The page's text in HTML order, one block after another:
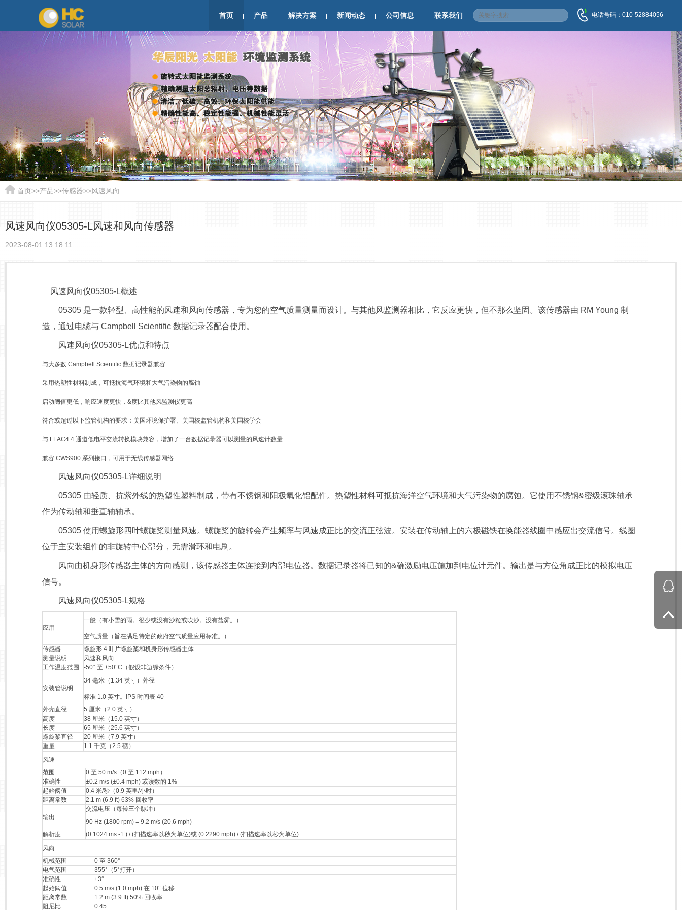
首页 产品 解决方案 新闻动态 公司信息 联系我们 电话号码：010-52884056
首页>>产品>>传感器>>风速风向
风速风向仪05305-L风速和风向传感器
2023-08-01 13:18:11
风速风向仪05305-L概述
05305 是一款轻型、高性能的风速和风向传感器，专为您的空气质量测量而设计。与其他风监测器相比，它反应更快，但不那么坚固。该传感器由 RM Young 制
造，通过电缆与 Campbell Scientific 数据记录器配合使用。
风速风向仪05305-L优点和特点
与大多数 Campbell Scientific 数据记录器兼容
采用热塑性材料制成，可抵抗海气环境和大气污染物的腐蚀
启动阈值更低，响应速度更快，&度比其他风监测仪更高
符合或超过以下监管机构的要求：美国环境保护署、美国核监管机构和美国核学会
与 LLAC4 4 通道低电平交流转换模块兼容，增加了一台数据记录器可以测量的风速计数量
兼容 CWS900 系列接口，可用于无线传感器网络
风速风向仪05305-L详细说明
05305 由轻质、抗紫外线的热塑性塑料制成，带有不锈钢和阳极氧化铝配件。热塑性材料可抵抗海洋空气环境和大气污染物的腐蚀。它使用不锈钢&密级滚珠轴承
作为传动轴和垂直轴轴承。
05305 使用螺旋形四叶螺旋桨测量风速。螺旋桨的旋转会产生频率与风速成正比的交流正弦波。安装在传动轴上的六极磁铁在换能器线圈中感应出交流信号。线圈
位于主安装组件的非旋转中心部分，无需滑环和电刷。
风向由机身形传感器主体的方向感测，该传感器主体连接到内部电位器。数据记录器将已知的&确激励电压施加到电位计元件。输出是与方位角成正比的模拟电压
信号。
风速风向仪05305-L规格
应用
一般（有小雪的雨。很少或没有沙粒或吹沙。没有盐雾。）
空气质量（旨在满足特定的政府空气质量应用标准。）
传感器
螺旋形 4 叶片螺旋桨和机身形传感器主体
测量说明
风速和风向
工作温度范围
-50° 至 +50°C（假设非边缘条件）
安装管说明
34 毫米（1.34 英寸）外径
标准 1.0 英寸。IPS 时间表 40
外壳直径
5 厘米（2.0 英寸）
高度
38 厘米（15.0 英寸）
长度
65 厘米（25.6 英寸）
螺旋桨直径
20 厘米（7.9 英寸）
重量
1.1 千克（2.5 磅）
风速
范围
0 至 50 m/s（0 至 112 mph）
准确性
±0.2 m/s (±0.4 mph) 或读数的 1%
起始阈值
0.4 米/秒（0.9 英里/小时）
距离常数
2.1 m (6.9 ft) 63% 回收率
输出
交流电压（每转三个脉冲）
90 Hz (1800 rpm) = 9.2 m/s (20.6 mph)
解析度
(0.1024 ms -1 ) / (扫描速率以秒为单位)或 (0.2290 mph) / (扫描速率以秒为单位)
风向
机械范围
0 至 360°
电气范围
355°（5°打开）
准确性
±3°
起始阈值
0.5 m/s (1.0 mph) 在 10° 位移
距离常数
1.2 m (3.9 ft) 50% 回收率
阻尼比
0.45